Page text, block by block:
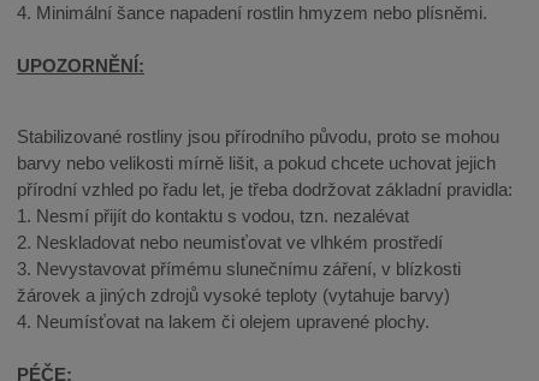
4. Minimální šance napadení rostlin hmyzem nebo plísněmi.
UPOZORNĚNÍ:
Stabilizované rostliny jsou přírodního původu, proto se mohou
barvy nebo velikosti mírně lišit, a pokud chcete uchovat jejich
přírodní vzhled po řadu let, je třeba dodržovat základní pravidla:
1. Nesmí přijít do kontaktu s vodou, tzn. nezalévat
2. Neskladovat nebo neumisťovat ve vlhkém prostředí
3. Nevystavovat přímému slunečnímu záření, v blízkosti
žárovek a jiných zdrojů vysoké teploty (vytahuje barvy)
4. Neumísťovat na lakem či olejem upravené plochy.
PÉČE: